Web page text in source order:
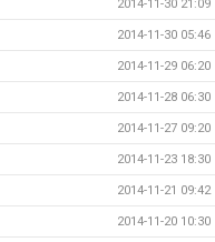
2014-11-30 21:09
2014-11-30 05:46
2014-11-29 06:20
2014-11-28 06:30
2014-11-27 09:20
2014-11-23 18:30
2014-11-21 09:42
2014-11-20 10:30